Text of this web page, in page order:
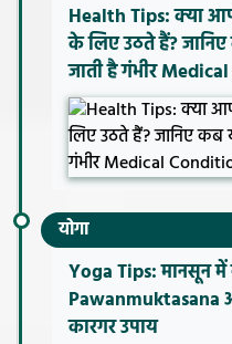
Health Tips: क्या आप
के लिए उठते हैं?
जाती है गंभीर
योगा
Yoga Tips: मानसून
Pawanmuktasana
कारगर उपाय